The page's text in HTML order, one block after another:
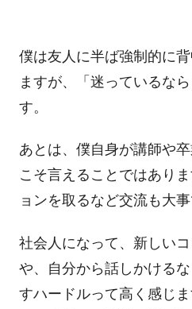
僕は友人に半ば強制的に
ますが、「迷っているな
す。
あとは、僕自身が講師や
こそ言えることではあり
ョンを取るなど交流も大事
社会人になって、新しい
や、自分から話しかける
すハードルって高く感じ